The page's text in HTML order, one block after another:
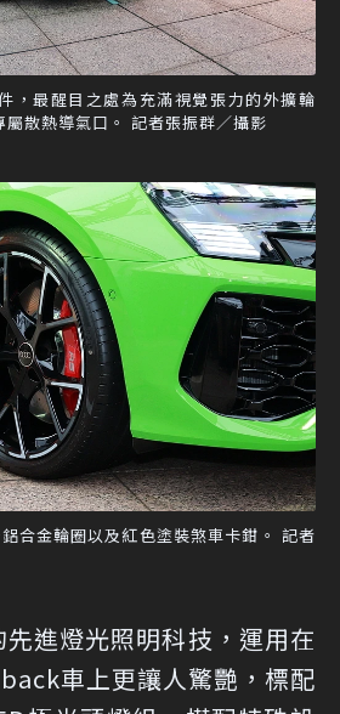
，最醒目之處為充滿視覺張力的外擴輪
散熱導氣口。 記者張振群／攝影
合金輪圈以及紅色塗裝煞車卡鉗。 記者
進燈光照明科技，運用在
車上更讓人驚艷，標配